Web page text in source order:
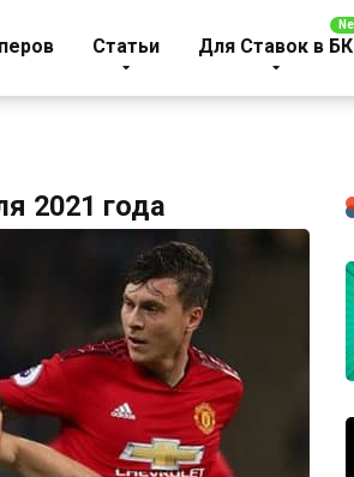
Статьи Для Ставок в БК
2021 года